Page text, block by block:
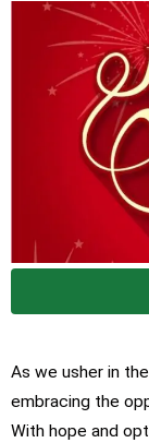
As we usher in
embracing the
With hope and